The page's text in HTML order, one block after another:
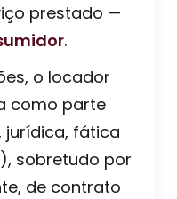
prestado —
.
o locador
como parte
jurídica, fática
sobretudo por
de contrato